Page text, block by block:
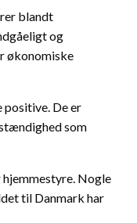
blandt
og
økonomiske
positive. De er
som
Nogle
til Danmark har